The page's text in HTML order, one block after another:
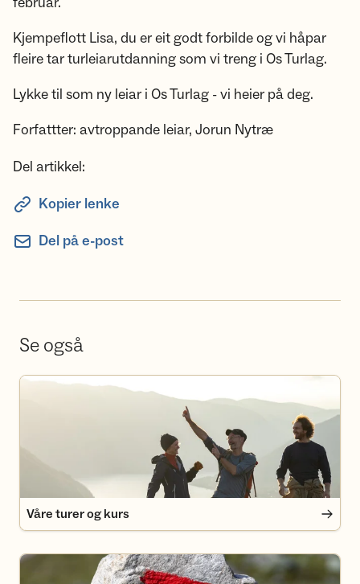
Kjempeflott Lisa, du er eit godt forbilde og vi håpar
fleire tar turleiarutdanning som vi treng i Os Turlag.
Lykke til som ny leiar i Os Turlag - vi heier på deg.
Forfattter: avtroppande leiar, Jorun Nytræ
Del artikkel:
Kopier lenke
Del på e-post
Se også
Våre turer og kurs
Våre turer og kurs
Medlemsfordeler i Turlaget